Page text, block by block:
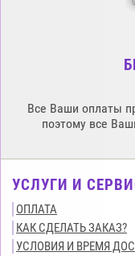
Все Ваши оплаты
поэтому все
УСЛУГИ И
ОПЛАТА
КАК СДЕЛАТЬ ЗАКАЗ?
УСЛОВИЯ И ВРЕМЯ